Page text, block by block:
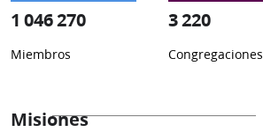
1 046 270
Miembros
3 220
Congregaciones
Misiones